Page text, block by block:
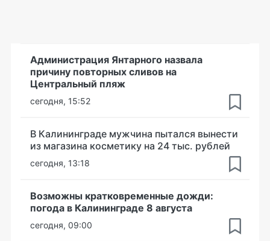
Администрация Янтарного назвала
причину повторных сливов на
Центральный пляж
сегодня, 15:52
В Калининграде мужчина пытался вынести
из магазина косметику на 24 тыс. рублей
сегодня, 13:18
Возможны кратковременные дожди:
погода в Калининграде 8 августа
сегодня, 09:00